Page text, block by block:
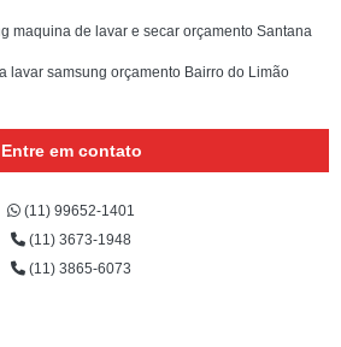
maquina de lavar e secar orçamento Santana
lavar samsung orçamento Bairro do Limão
Entre em contato
(11) 99652-1401
(11) 3673-1948
(11) 3865-6073